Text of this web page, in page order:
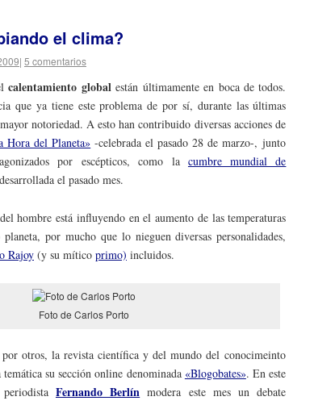
el clima?
| 5 comentarios
calentamiento globalestán últimamente en boca de todos.
que ya tiene este problema de por sí, durante las últimas
notoriedad. A esto han contribuido diversas acciones de
Hora del Planeta» -celebrada el pasado 28 de marzo-, junto
por escépticos, como la cumbre mundial de
el pasado mes.
hombre está influyendo en el aumento de las temperaturas
por mucho que lo nieguen diversas personalidades,
Rajoy (y su mítico primo) incluidos.
Foto de Carlos Porto
otros, la revista científica y del mundo del conocimeinto
temática su sección online denominada «Blogobates». En este
Fernando Berlín modera este mes un debate